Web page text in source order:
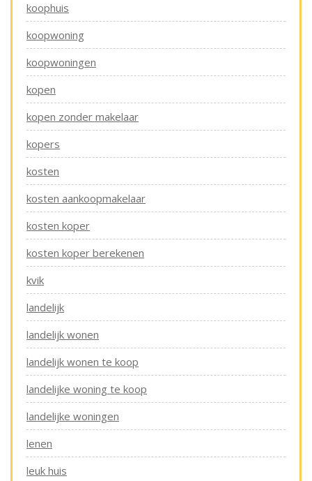
koophuis
koopwoning
koopwoningen
kopen
kopen zonder makelaar
kopers
kosten
kosten aankoopmakelaar
kosten koper
kosten koper berekenen
kvik
landelijk
landelijk wonen
landelijk wonen te koop
landelijke woning te koop
landelijke woningen
lenen
leuk huis